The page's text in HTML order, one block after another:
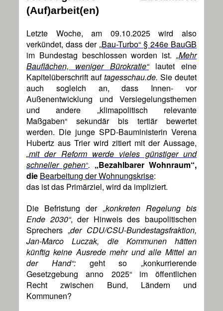
(Auf)arbeit(en)
Letzte Woche, am 09.10.2025 wird also
verkündet, dass der„Bau-Turbo“ § 246e BauGB
im Bundestag beschlossen worden ist. „Mehr
Bauflächen, weniger Bürokratie“
lautet eine
Kapitelüberschrift auftagesschau.de. Sie deutet
auch sogleich an, dass Innen- vor
Außenentwicklung und Versiegelungsthemen
und andere „klimapolitisch relevante
Maßgaben“ sekundär bis tertiär bewertet
werden. Die junge SPD-Bauministerin Verena
Hubertz aus Trier wird zitiert mit der Aussage,
„mit der Reform werde vieles günstiger und
schneller gehen“. „Bezahlbarer Wohnraum“,
die Bearbeitung der Wohnungskrise:
das ist das Primärziel, wird da impliziert.
Die Befristung der „konkreten Regelung bis
Ende 2030“, der Hinweis des baupolitischen
Sprechers „der CDU/CSU-Bundestagsfraktion,
Jan-Marco Luczak, die Kommunen hätten
künftig keine Ausrede mehr und alle Mittel an
der Hand“:geht so „konkurrierende
Gesetzgebung anno 2025“ im öffentlichen
Recht zwischen Bund, Ländern und
Kommunen?